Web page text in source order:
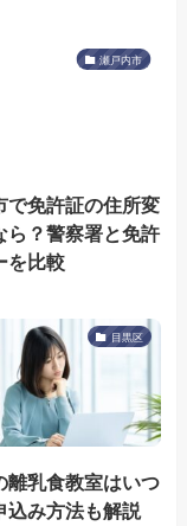
瀬戸内市
で免許証の住所変
ら？警察署と免許
を比較
目黒区
離乳食教室はいつ
込み方法も解説